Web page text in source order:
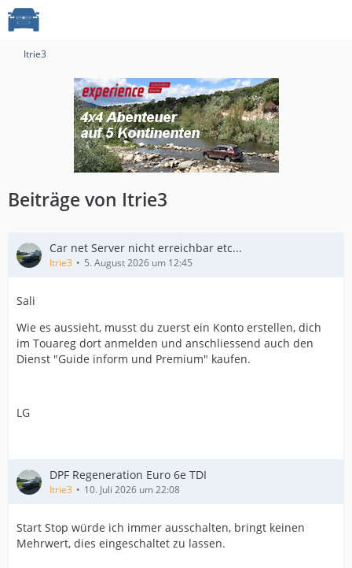
Itrie3
Beiträge von Itrie3
Car net Server nicht erreichbar etc...
Itrie3 5. August 2026 um 12:45
Sali
Wie es aussieht, musst du zuerst ein Konto erstellen, dich
im Touareg dort anmelden und anschliessend auch den
Dienst "Guide inform und Premium" kaufen.
LG
DPF Regeneration Euro 6e TDI
Itrie3 10. Juli 2026 um 22:08
Start Stop würde ich immer ausschalten, bringt keinen
Mehrwert, dies eingeschaltet zu lassen.